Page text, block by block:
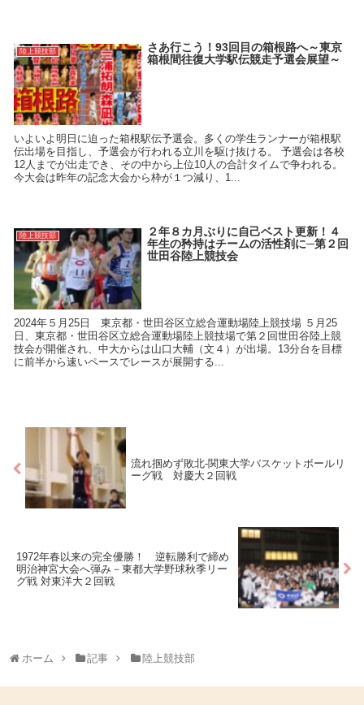
陸上競技部
さあ行こう！93回目の箱根路へ～東京
箱根間往復大学駅伝競走予選会展望～
いよいよ明日に迫った箱根駅伝予選会。多くの学生ランナーが箱根駅
伝出場を目指し、予選会が行われる立川を駆け抜ける。 予選会は各校
12人までが出走でき、その中から上位10人の合計タイムで争われる。
今大会は昨年の記念大会から枠が１つ減り、1...
陸上競技部
２年８カ月ぶりに自己ベスト更新！４
年生の矜持はチームの活性剤に─第２回
世田谷陸上競技会
2024年５月25日 東京都・世田谷区立総合運動場陸上競技場 ５月25
日、東京都・世田谷区立総合運動場陸上競技場で第２回世田谷陸上競
技会が開催され、中大からは山口大輔（文４）が出場。13分台を目標
に前半から速いペースでレースが展開する...
流れ掴めず敗北-関東大学バスケットボールリ
ーグ戦 対慶大２回戦
1972年春以来の完全優勝！ 逆転勝利で締め
明治神宮大会へ弾み－東都大学野球秋季リー
グ戦 対東洋大２回戦
ホーム 記事 陸上競技部